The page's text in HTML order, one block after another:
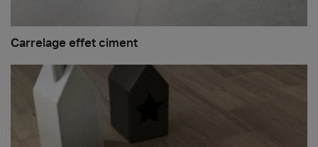
Carrelage effet ciment